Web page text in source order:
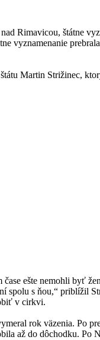
Rimavicou, štátne
vyznamenanie
Martin Strižinec,
ešte nemohli byť
s ňou,“ priblížil
v cirkvi.
rok väzenia. Po
až do dôchodku.